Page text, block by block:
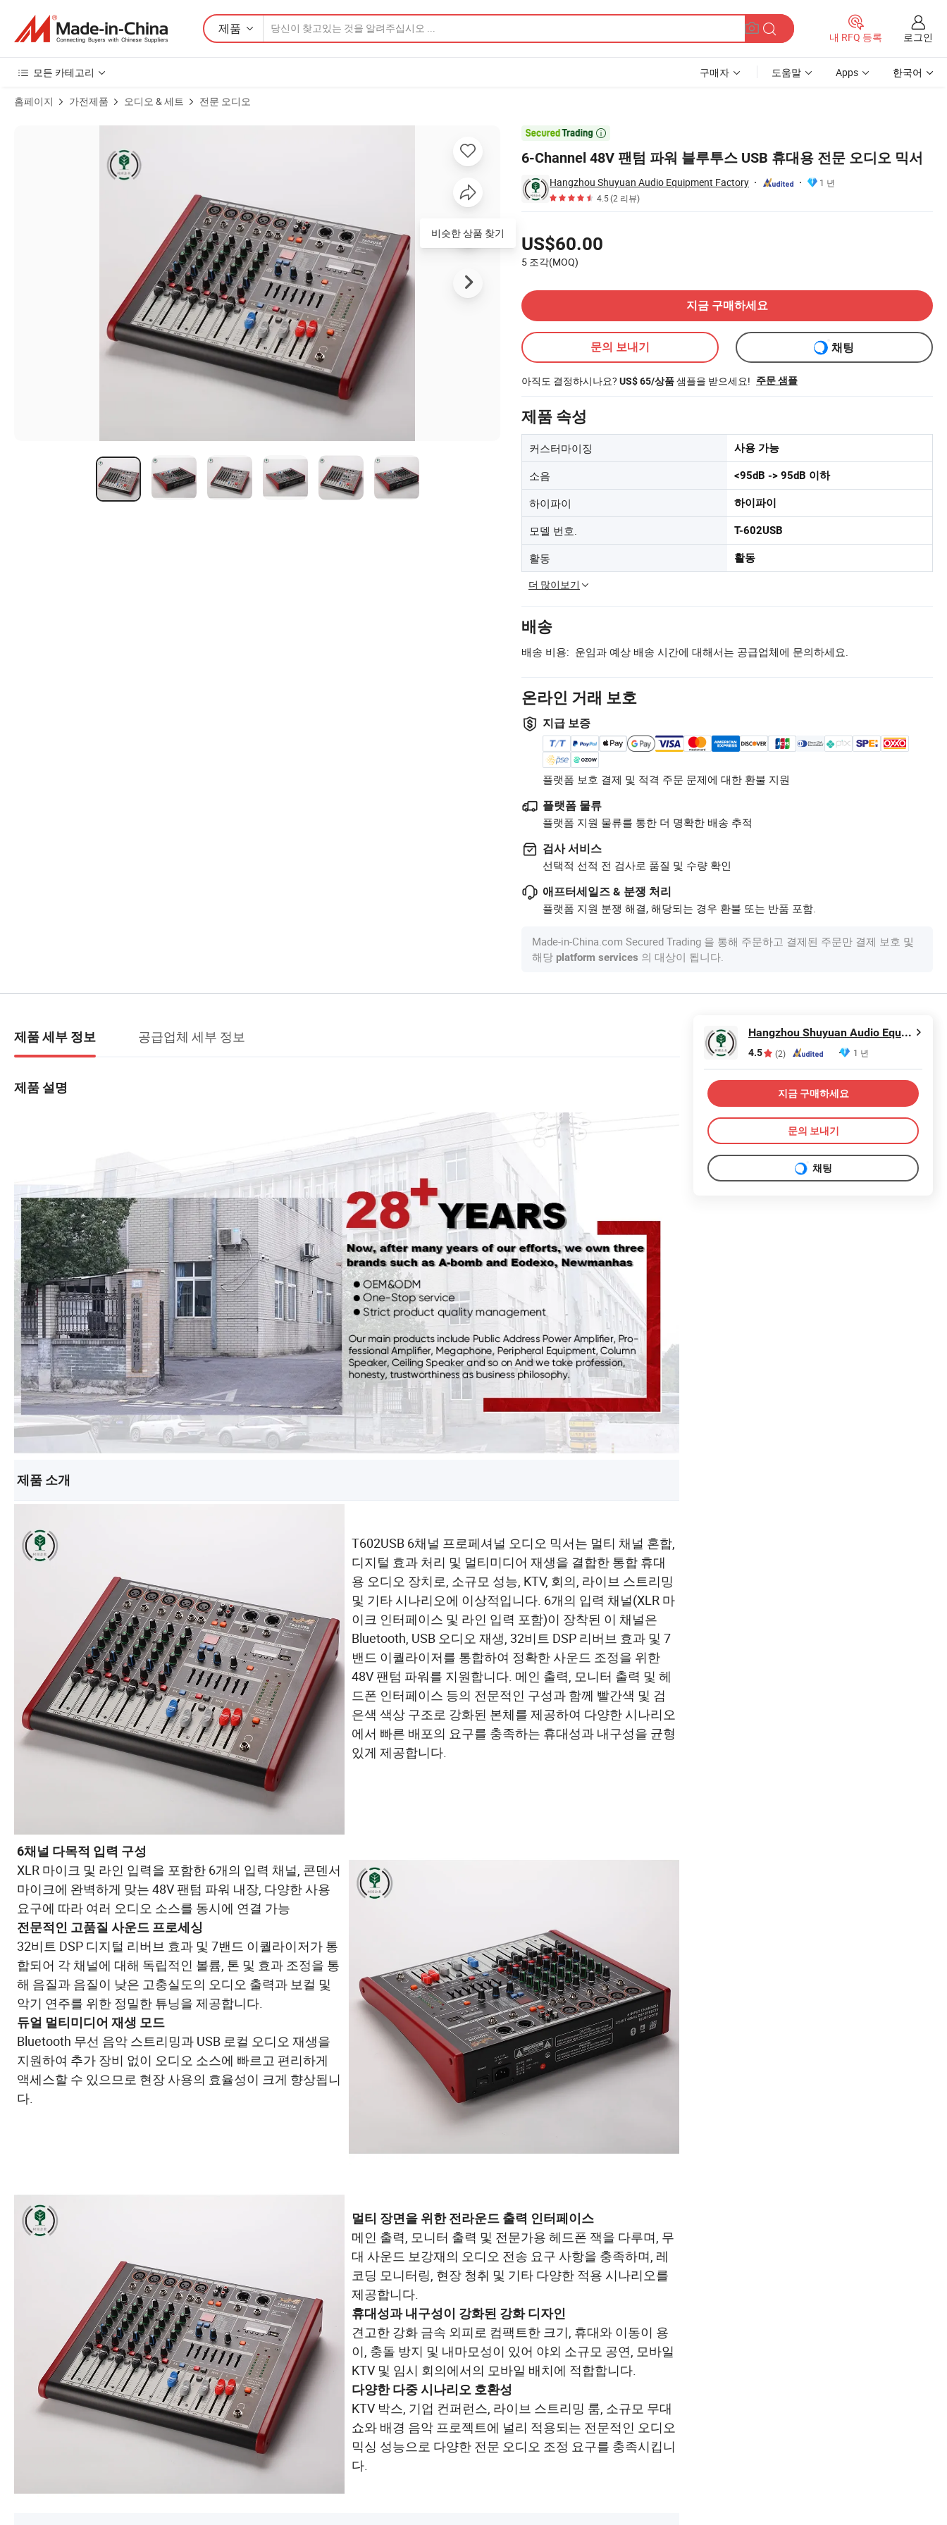
제품
내 RFQ 등록 로그인
모든 카테고리 구매자 도움말 Apps 한국어
홈페이지 가전제품 오디오 & 세트 전문 오디오

6-Channel 48V 팬텀 파워 블루투스 USB 휴대용 전문 오디오 믹서
Hangzhou Shuyuan Audio Equipment Factory
1 년
4.5(2 리뷰)
US$60.00
5 조각(MOQ)
지금 구매하세요
문의 보내기 채팅
아직도 결정하시나요? US$ 65/상품샘플을 받으세요! 주문 샘플
제품 속성
커스터마이징 사용 가능
소음 <95dB -> 95dB 이하
하이파이 하이파이
모델 번호. T-602USB
활동 활동
더 많이보기
배송
배송 비용: 운임과 예상 배송 시간에 대해서는 공급업체에 문의하세요.
온라인 거래 보호
지급 보증
플랫폼 보호 결제 및 적격 주문 문제에 대한 환불 지원
플랫폼 물류
플랫폼 지원 물류를 통한 더 명확한 배송 추적
검사 서비스
선택적 선적 전 검사로 품질 및 수량 확인
애프터세일즈 & 분쟁 처리
플랫폼 지원 분쟁 해결, 해당되는 경우 환불 또는 반품 포함.
Made-in-China.com Secured Trading 을 통해 주문하고 결제된 주문만 결제 보호 및
해당 platform services 의 대상이 됩니다.
6-Channel 48V 팬텀 파워 블루투스 USB 휴대용 전문 오디오 믹서 제품 이미지
비슷한 상품 찾기
제품 세부 정보 공급업체 세부 정보
제품 설명
제품 소개
T602USB 6채널 프로페셔널 오디오 믹서는 멀티 채널 혼합,
디지털 효과 처리 및 멀티미디어 재생을 결합한 통합 휴대
용 오디오 장치로, 소규모 성능, KTV, 회의, 라이브 스트리밍
및 기타 시나리오에 이상적입니다. 6개의 입력 채널(XLR 마
이크 인터페이스 및 라인 입력 포함)이 장착된 이 채널은
Bluetooth, USB 오디오 재생, 32비트 DSP 리버브 효과 및 7
밴드 이퀄라이저를 통합하여 정확한 사운드 조정을 위한
48V 팬텀 파워를 지원합니다. 메인 출력, 모니터 출력 및 헤
드폰 인터페이스 등의 전문적인 구성과 함께 빨간색 및 검
은색 색상 구조로 강화된 본체를 제공하여 다양한 시나리오
에서 빠른 배포의 요구를 충족하는 휴대성과 내구성을 균형
있게 제공합니다.
6채널 다목적 입력 구성
XLR 마이크 및 라인 입력을 포함한 6개의 입력 채널, 콘덴서
마이크에 완벽하게 맞는 48V 팬텀 파워 내장, 다양한 사용
요구에 따라 여러 오디오 소스를 동시에 연결 가능
전문적인 고품질 사운드 프로세싱
32비트 DSP 디지털 리버브 효과 및 7밴드 이퀄라이저가 통
합되어 각 채널에 대해 독립적인 볼륨, 톤 및 효과 조정을 통
해 음질과 음질이 낮은 고충실도의 오디오 출력과 보컬 및
악기 연주를 위한 정밀한 튜닝을 제공합니다.
듀얼 멀티미디어 재생 모드
Bluetooth 무선 음악 스트리밍과 USB 로컬 오디오 재생을
지원하여 추가 장비 없이 오디오 소스에 빠르고 편리하게
액세스할 수 있으므로 현장 사용의 효율성이 크게 향상됩니
다.
멀티 장면을 위한 전라운드 출력 인터페이스
메인 출력, 모니터 출력 및 전문가용 헤드폰 잭을 다루며, 무
대 사운드 보강재의 오디오 전송 요구 사항을 충족하며, 레
코딩 모니터링, 현장 청취 및 기타 다양한 적용 시나리오를
제공합니다.
휴대성과 내구성이 강화된 강화 디자인
견고한 강화 금속 외피로 컴팩트한 크기, 휴대와 이동이 용
이, 충돌 방지 및 내마모성이 있어 야외 소규모 공연, 모바일
KTV 및 임시 회의에서의 모바일 배치에 적합합니다.
다양한 다중 시나리오 호환성
KTV 박스, 기업 컨퍼런스, 라이브 스트리밍 룸, 소규모 무대
쇼와 배경 음악 프로젝트에 널리 적용되는 전문적인 오디오
믹싱 성능으로 다양한 전문 오디오 조정 요구를 충족시킵니
다.
Hangzhou Shuyuan Audio Equipment Factory
4.5 (2) 1 년
지금 구매하세요
문의 보내기
채팅